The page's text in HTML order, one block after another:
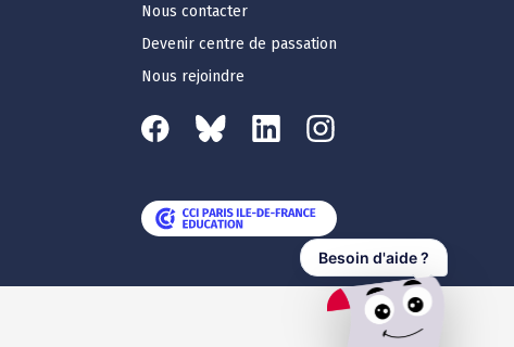
Nous contacter
Devenir centre de passation
Nous rejoindre
Besoin d'aide ?